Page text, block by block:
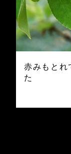
赤みもとれ
た